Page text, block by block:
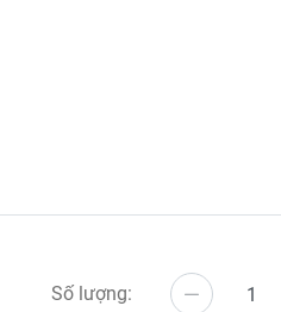
Số lượng: